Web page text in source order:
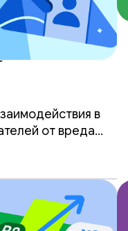
Play.
в
от вреда